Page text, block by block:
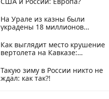
На Урале из казны были
украдены 18 миллионов
Как выглядит место крушение
вертолета на Кавказе:
Такую зиму в России никто не
ждал: как так?!